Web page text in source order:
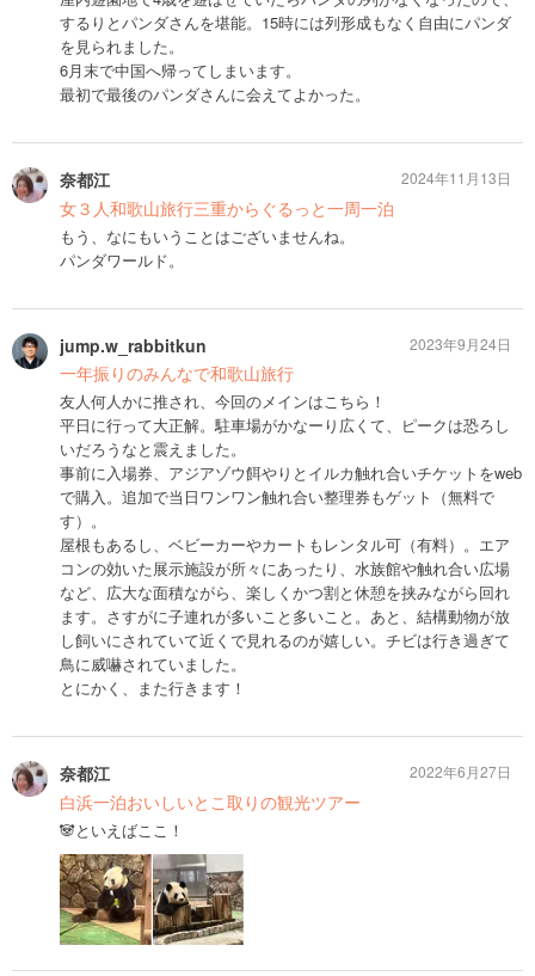
するりとパンダさんを堪能。15時には列形成もなく自由にパンダ
を見られました。
6月末で中国へ帰ってしまいます。
最初で最後のパンダさんに会えてよかった。
奈都江
女３人和歌山旅行三重からぐるっと一周一泊
もう、なにもいうことはございませんね。
パンダワールド。
2024年11月13日
jump.w_rabbitkun
一年振りのみんなで和歌山旅行
友人何人かに推され、今回のメインはこちら！
平日に行って大正解。駐車場がかなーり広くて、ピークは恐ろし
いだろうなと震えました。
事前に入場券、アジアゾウ餌やりとイルカ触れ合いチケットをweb
で購入。追加で当日ワンワン触れ合い整理券もゲット（無料で
す）。
屋根もあるし、ベビーカーやカートもレンタル可（有料）。エア
コンの効いた展示施設が所々にあったり、水族館や触れ合い広場
など、広大な面積ながら、楽しくかつ割と休憩を挟みながら回れ
ます。さすがに子連れが多いこと多いこと。あと、結構動物が放
し飼いにされていて近くで見れるのが嬉しい。チビは行き過ぎて
鳥に威嚇されていました。
とにかく、また行きます！
2023年9月24日
奈都江
白浜一泊おいしいとこ取りの観光ツアー
🐼といえばここ！
2022年6月27日